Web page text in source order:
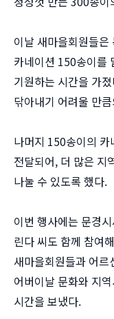
이날 새마을회원들
카네이션 150송이를
기원하는 시간을 가
닦아내기 어려울 만
나머지 150송이의
전달되어, 더 많은 지
나눌 수 있도록 했다.
이번 행사에는 문경
린다 씨도 함께 참여
새마을회원들과 어르
어버이날 문화와 지
시간을 보냈다.